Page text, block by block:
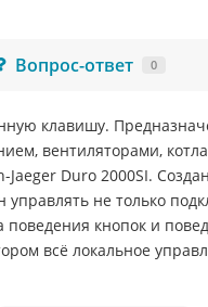
Вопрос-ответ 0
клавишу.
вентиляторами,
Duro 2000SI.
не только
поведения кнопок и
всё локальное